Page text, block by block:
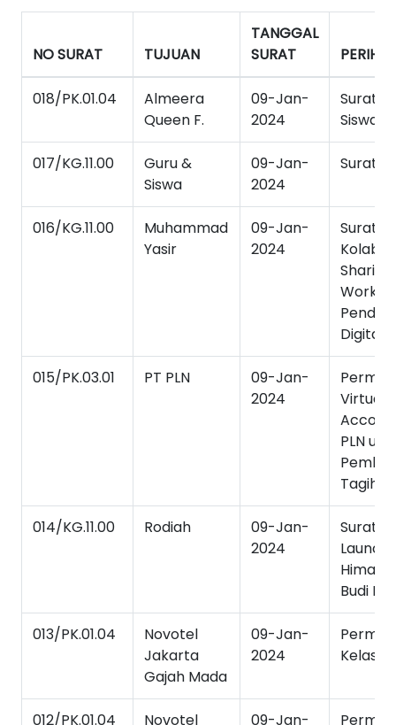
NO SURAT TUJUAN
TANGGAL
SURAT
PERIHAL
018/PK.01.04
Almeera
Queen F.
09-Jan-
2024
Surat
Siswa
017/KG.11.00
Guru &
Siswa
09-Jan-
2024
Surat
016/KG.11.00
Muhammad
Yasir
09-Jan-
2024
Surat
Digital
015/PK.03.01 PT PLN
09-Jan-
2024
Virtual
PLN
014/KG.11.00 Rodiah
09-Jan-
2024
Surat
Himahi
Budi
013/PK.01.04
Novotel
Jakarta
Gajah Mada
09-Jan-
2024
Kelas
012/PK.01.04
Novotel
09-Jan-